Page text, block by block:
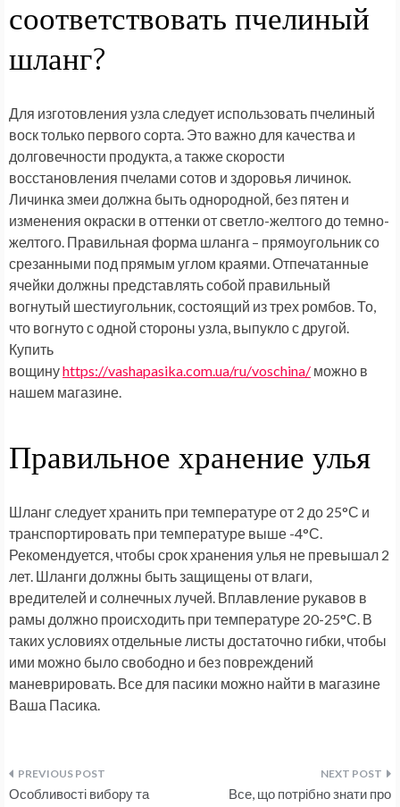
соответствовать пчелиный
шланг?
Для изготовления узла следует использовать пчелиный
воск только первого сорта. Это важно для качества и
долговечности продукта, а также скорости
восстановления пчелами сотов и здоровья личинок.
Личинка змеи должна быть однородной, без пятен и
изменения окраски в оттенки от светло-желтого до темно-
желтого. Правильная форма шланга – прямоугольник со
срезанными под прямым углом краями. Отпечатанные
ячейки должны представлять собой правильный
вогнутый шестиугольник, состоящий из трех ромбов. То,
что вогнуто с одной стороны узла, выпукло с другой.
Купить
вощинуhttps://vashapasika.com.ua/ru/voschina/ можно в
нашем магазине.
Правильное хранение улья
Шланг следует хранить при температуре от 2 до 25°С и
транспортировать при температуре выше -4°С.
Рекомендуется, чтобы срок хранения улья не превышал 2
лет. Шланги должны быть защищены от влаги,
вредителей и солнечных лучей. Вплавление рукавов в
рамы должно происходить при температуре 20-25°С. В
таких условиях отдельные листы достаточно гибки, чтобы
ими можно было свободно и без повреждений
маневрировать. Все для пасики можно найти в магазине
Ваша Пасика.
Навигация
Особливості вибору та Все, що потрібно знати про